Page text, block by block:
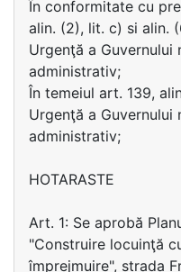
În conformitate cu
alin. (2), lit. c) si alin.
Urgenţă a Guvernului
administrativ;
În temeiul art. 139,
Urgenţă a
administrativ;
HOTARASTE
Art. 1: Se aprobă
"Construire locuinţă
împrejmuire", strada